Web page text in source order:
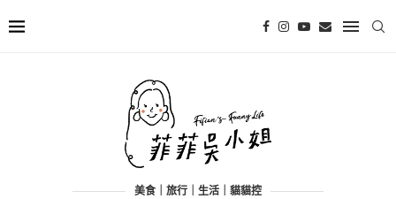
美食｜旅行｜生活｜貓貓控